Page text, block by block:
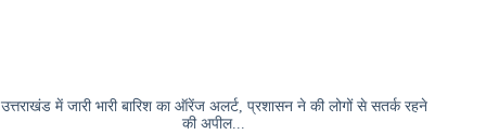
उत्तराखंड में जारी भारी बारिश का ऑरेंज अलर्ट, प्रशासन ने की लोगों से सतर्क रहने
की अपील...